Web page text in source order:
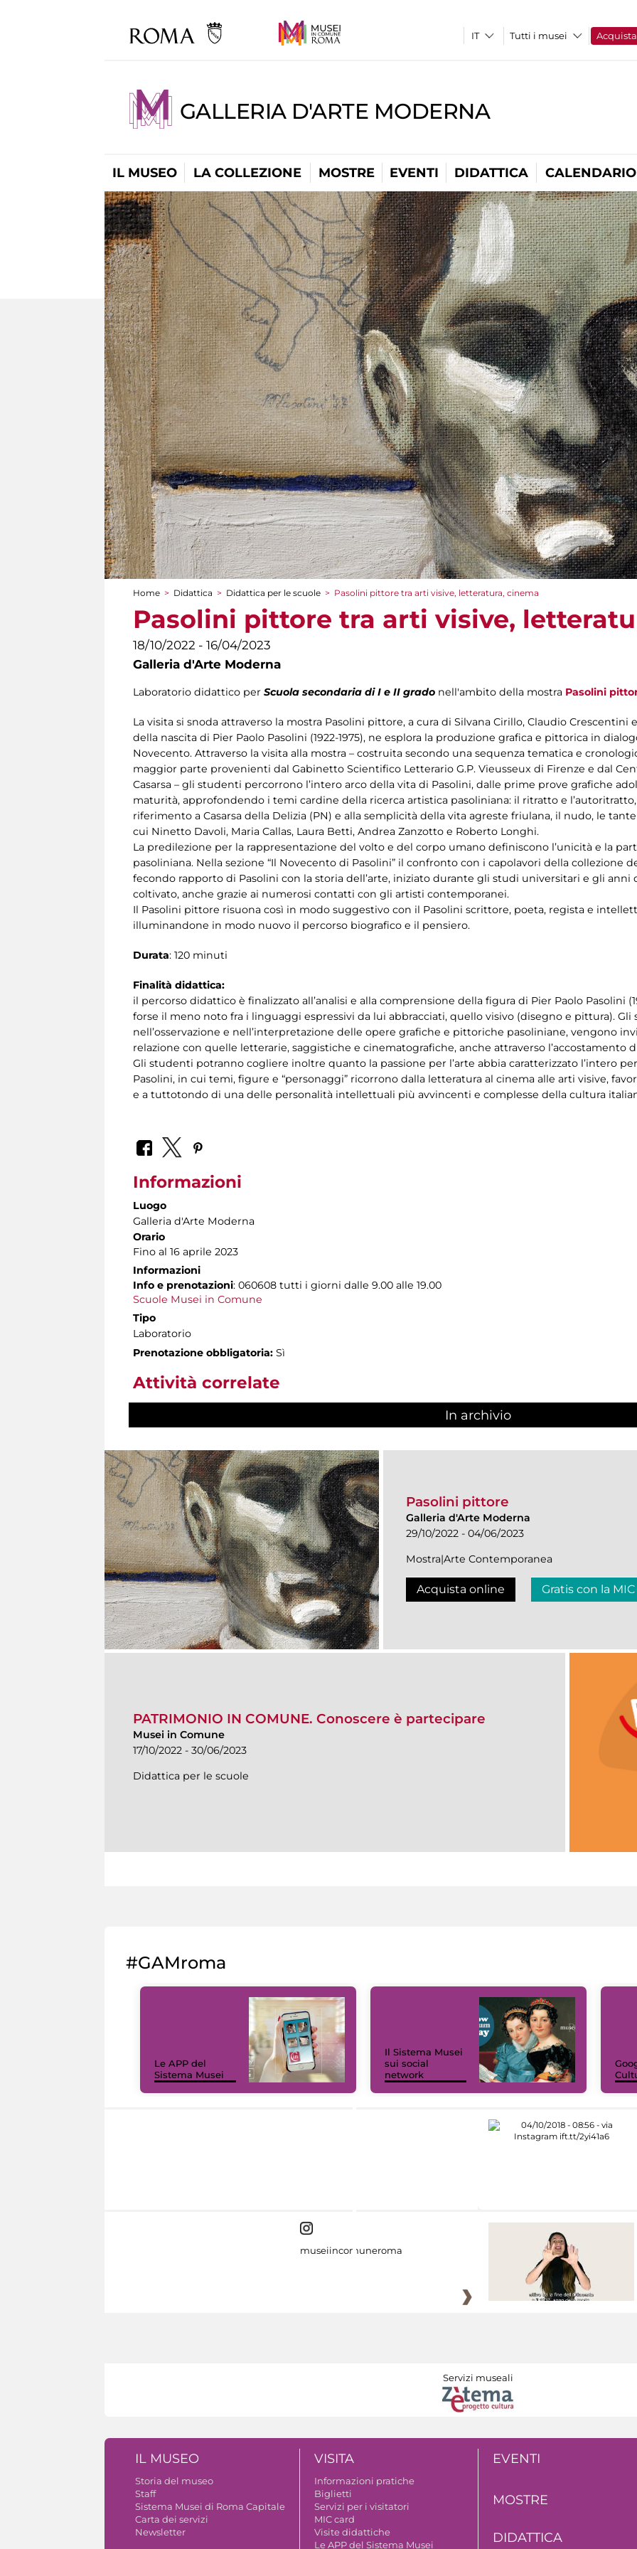
Tutti i musei Acquista
GALLERIA D'ARTE MODERNA
IL MUSEO LA COLLEZIONE MOSTRE EVENTI DIDATTICA CALENDARIO
Tu sei qui
Home > Didattica > Didattica per le scuole > Pasolini pittore tra arti visive, letteratura, cinema
Pasolini pittore tra arti visive,
18/10/2022 - 16/04/2023
Galleria d'Arte Moderna
Laboratorio didattico per Scuola secondaria di I e II grado nell'ambito della mostra Pasolini
La visita si snoda attraverso la mostra Pasolini pittore, a cura di Silvana Cirillo, Claudio Crescentini
della nascita di Pier Paolo Pasolini (1922-1975), ne esplora la produzione grafica e pittorica in
Novecento. Attraverso la visita alla mostra – costruita secondo una sequenza tematica e
maggior parte provenienti dal Gabinetto Scientifico Letterario G.P. Vieusseux di Firenze e dal
Casarsa – gli studenti percorrono l’intero arco della vita di Pasolini, dalle prime prove grafiche
maturità, approfondendo i temi cardine della ricerca artistica pasoliniana: il ritratto e
riferimento a Casarsa della Delizia (PN) e alla semplicità della vita agreste friulana, il nudo, le
cui Ninetto Davoli, Maria Callas, Laura Betti, Andrea Zanzotto e Roberto Longhi.
La predilezione per la rappresentazione del volto e del corpo umano definiscono l’unicità e la
pasoliniana. Nella sezione “Il Novecento di Pasolini” il confronto con i capolavori della collezione
fecondo rapporto di Pasolini con la storia dell’arte, iniziato durante gli studi universitari e gli anni
coltivato, anche grazie ai numerosi contatti con gli artisti contemporanei.
Il Pasolini pittore risuona così in modo suggestivo con il Pasolini scrittore, poeta, regista e
illuminandone in modo nuovo il percorso biografico e il pensiero.
Durata: 120 minuti
Finalità didattica:
il percorso didattico è finalizzato all’analisi e alla comprensione della figura di Pier Paolo Pasolini
forse il meno noto fra i linguaggi espressivi da lui abbracciati, quello visivo (disegno e pittura).
nell’osservazione e nell’interpretazione delle opere grafiche e pittoriche pasoliniane, vengono
relazione con quelle letterarie, saggistiche e cinematografiche, anche attraverso l’accostamento
Gli studenti potranno cogliere inoltre quanto la passione per l’arte abbia caratterizzato l’intero
Pasolini, in cui temi, figure e “personaggi” ricorrono dalla letteratura al cinema alle arti visive,
e a tuttotondo di una delle personalità intellettuali più avvincenti e complesse della cultura
Informazioni
Luogo
Galleria d'Arte Moderna
Orario
Fino al 16 aprile 2023
Informazioni
Info e prenotazioni: 060608 tutti i giorni dalle 9.00 alle 19.00
Scuole Musei in Comune
Tipo
Laboratorio
Prenotazione obbligatoria: Sì
Attività correlate
In archivio
Pasolini pittore
Galleria d'Arte Moderna
29/10/2022 - 04/06/2023
Mostra|Arte Contemporanea
Acquista online Gratis con la
PATRIMONIO IN COMUNE. Conoscere è partecipare
Musei in Comune
17/10/2022 - 30/06/2023
Didattica per le scuole
#GAMroma
Le APP del
Sistema Musei
Il Sistema Musei
sui social
network
museiincomuneroma
Servizi museali
IL MUSEO
Storia del museo
Staff
Sistema Musei di Roma Capitale
Carta dei servizi
Newsletter
VISITA
Informazioni pratiche
Biglietti
Servizi per i visitatori
MIC card
Visite didattiche
Le APP del Sistema Musei
EVENTI
MOSTRE
DIDATTICA